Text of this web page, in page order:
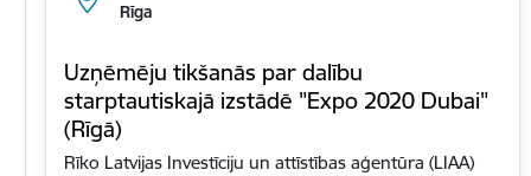
Rīga
Uzņēmēju tikšanās par dalību
starptautiskajā izstādē "Expo 2020 Dubai"
(Rīgā)
Rīko Latvijas Investīciju un attīstības aģentūra (LIAA)